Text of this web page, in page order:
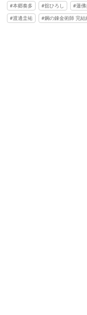
本郷奏多
舘ひろし 蓮
渡邊圭祐
鋼の錬金術師 完